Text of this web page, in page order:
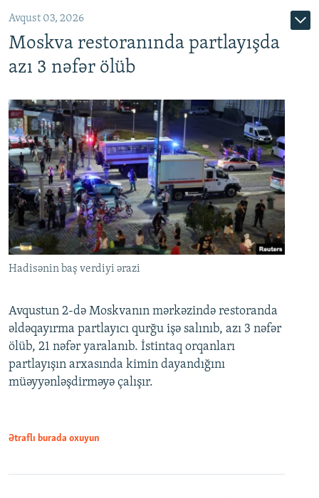
Avqust 03, 2026
Moskva restoranında partlayışda
azı 3 nəfər ölüb
Hadisənin baş verdiyi ərazi
Avqustun 2-də Moskvanın mərkəzində restoranda
əldəqayırma partlayıcı qurğu işə salınıb, azı 3 nəfər
ölüb, 21 nəfər yaralanıb. İstintaq orqanları
partlayışın arxasında kimin dayandığını
müəyyənləşdirməyə çalışır.
Ətraflı burada oxuyun